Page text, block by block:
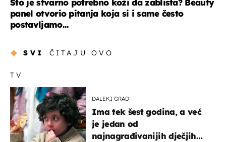
Što je stvarno potrebno koži da zablista? Beauty
panel otvorio pitanja koja si i same često
postavljamo...
SVI ČITAJU OVO
TV
DALEKI GRAD
Ima tek šest godina, a već
je jedan od
najnagrađivanijih dječjih